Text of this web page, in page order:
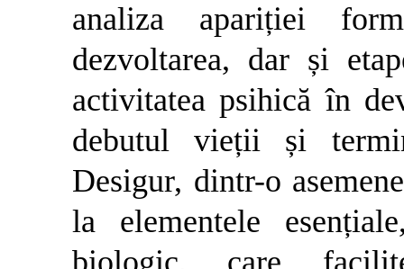
analiza apariției
dezvoltarea, dar și
activitatea psihică în
debutul vieții și
Desigur, dintr-o
la elementele